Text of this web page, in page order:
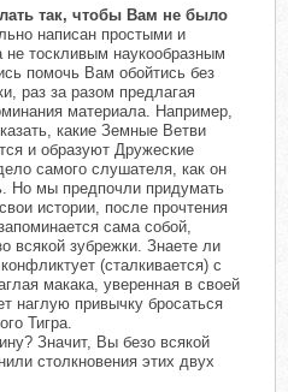
так, чтобы Вам не было
написан простыми и
тоскливым наукообразным
помочь Вам обойтись без
раз за разом предлагая
материала. Например,
какие Земные Ветви
и образуют Дружеские
самого слушателя, как он
Но мы предпочли придумать
истории, после прочтения
сама собой,
всякой зубрежки. Знаете ли
(сталкивается) с
макака, уверенная в своей
наглую привычку бросаться
Тигра.
Значит, Вы безо всякой
столкновения этих двух